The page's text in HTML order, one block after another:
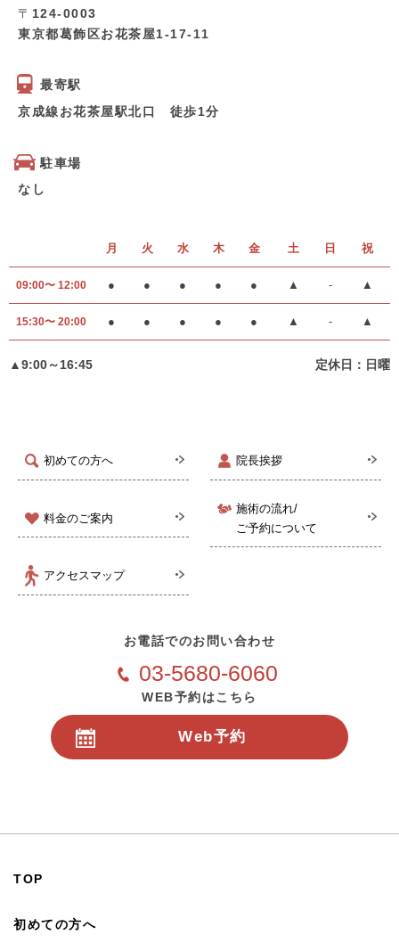
初めての方へ 院長挨拶
料金のご案内
施術の流れ/
ご予約について
アクセスマップ
〒 124-0003
東京都葛飾区お花茶屋1-17-11
最寄駅
京成線お花茶屋駅北口 徒歩1分
駐車場
なし
月 火 水 木 金 土 日 祝
09:00〜 12:00 ● ● ● ● ● ▲ - ▲
15:30〜 20:00 ● ● ● ● ● ▲ - ▲
▲9:00～16:45 定休日：日曜
お電話でのお問い合わせ
03-5680-6060
WEB予約はこちら
Web予約
TOP
初めての方へ